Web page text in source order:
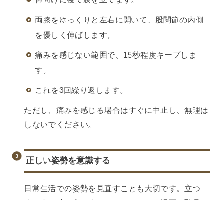
両膝をゆっくりと左右に開いて、股関節の内側
を優しく伸ばします。
痛みを感じない範囲で、15秒程度キープしま
す。
これを3回繰り返します。
ただし、痛みを感じる場合はすぐに中止し、無理は
しないでください。
正しい姿勢を意識する
日常生活での姿勢を見直すことも大切です。立つ